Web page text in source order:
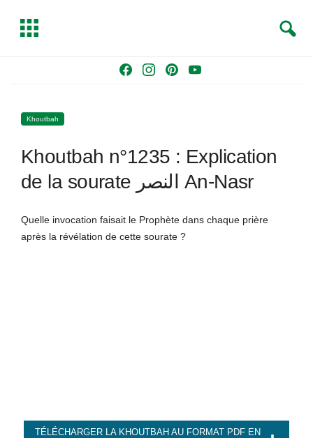
o
k
g
a
s
Y
b
T
g
e
a
Khoutbah
Khoutbah n°1235 : Explication
de la sourate النصر An-Nasr
Quelle invocation faisait le Prophète dans chaque prière
après la révélation de cette sourate ?
TÉLÉCHARGER LA KHOUTBAH AU FORMAT PDF EN